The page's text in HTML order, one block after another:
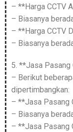
– **Harga CCTV
– Biasanya
– **Harga CCTV
– Biasanya
5. **Jasa Pasang
– Berikut
dipertimbangkan:
– **Jasa Pasang
– Biasanya
– **Jasa Pasang